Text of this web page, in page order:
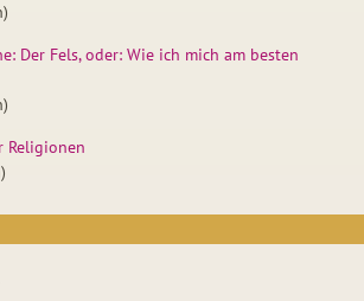
Der Fels, oder: Wie ich mich am besten
Religionen